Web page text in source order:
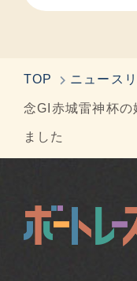
TOP ニュース
念GI赤城雷神杯
ました